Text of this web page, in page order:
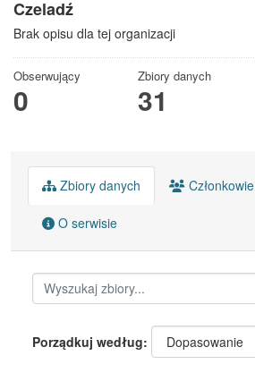
Czeladź
Brak opisu dla tej organizacji
Obserwujący
0
Zbiory danych
31
Zbiory danych Członkowie
O serwisie
Porządkuj według